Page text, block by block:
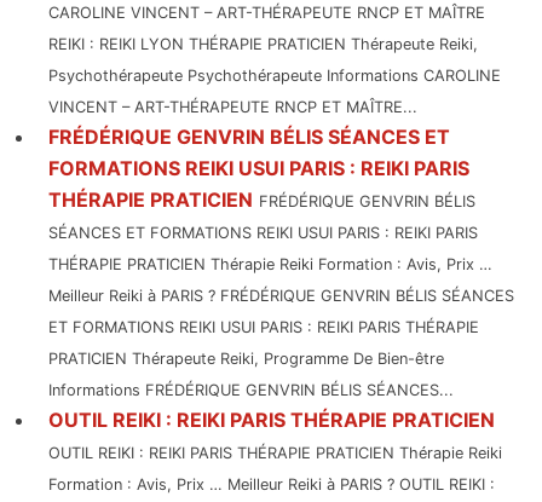
CAROLINE VINCENT – ART-THÉRAPEUTE RNCP ET MAÎTRE
REIKI : REIKI LYON THÉRAPIE PRATICIEN Thérapeute Reiki,
Psychothérapeute Psychothérapeute Informations CAROLINE
VINCENT – ART-THÉRAPEUTE RNCP ET MAÎTRE...
FRÉDÉRIQUE GENVRIN BÉLIS SÉANCES ET
FORMATIONS REIKI USUI PARIS : REIKI PARIS
THÉRAPIE PRATICIEN FRÉDÉRIQUE GENVRIN BÉLIS
SÉANCES ET FORMATIONS REIKI USUI PARIS : REIKI PARIS
THÉRAPIE PRATICIEN Thérapie Reiki Formation : Avis, Prix …
Meilleur Reiki à PARIS ? FRÉDÉRIQUE GENVRIN BÉLIS SÉANCES
ET FORMATIONS REIKI USUI PARIS : REIKI PARIS THÉRAPIE
PRATICIEN Thérapeute Reiki, Programme De Bien-être
Informations FRÉDÉRIQUE GENVRIN BÉLIS SÉANCES...
OUTIL REIKI : REIKI PARIS THÉRAPIE PRATICIEN
OUTIL REIKI : REIKI PARIS THÉRAPIE PRATICIEN Thérapie Reiki
Formation : Avis, Prix … Meilleur Reiki à PARIS ? OUTIL REIKI :